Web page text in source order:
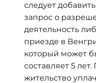
следует
запрос о
деятельность
приезде в
который может
составляет 5
жительство